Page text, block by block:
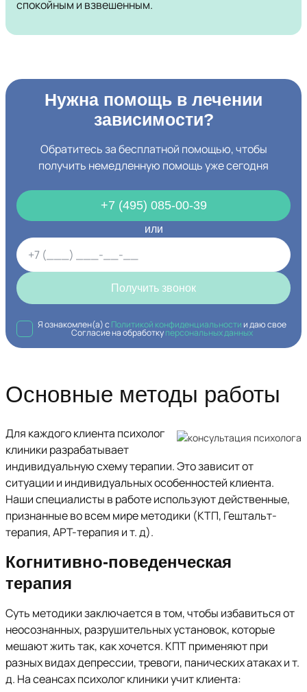
спокойным и взвешенным.
Нужна помощь в лечении
зависимости?
Обратитесь за бесплатной помощью, чтобы
получить немедленную помощь уже сегодня
+7 (495) 085-00-39
или
Получить звонок
Я ознакомлен(а) с Политикой конфиденциальностии даю свое
Согласие на обработкуперсональных данных
Основные методы работы
Для каждого клиента психолог
клиники разрабатывает
индивидуальную схему терапии. Это зависит от
ситуации и индивидуальных особенностей клиента.
Наши специалисты в работе используют действенные,
признанные во всем мире методики (КТП, Гештальт-
терапия, АРТ-терапия и т. д).
Когнитивно-поведенческая
терапия
Суть методики заключается в том, чтобы избавиться от
неосознанных, разрушительных установок, которые
мешают жить так, как хочется. КПТ применяют при
разных видах депрессии, тревоги, панических атаках и т.
д. На сеансах психолог клиники учит клиента: